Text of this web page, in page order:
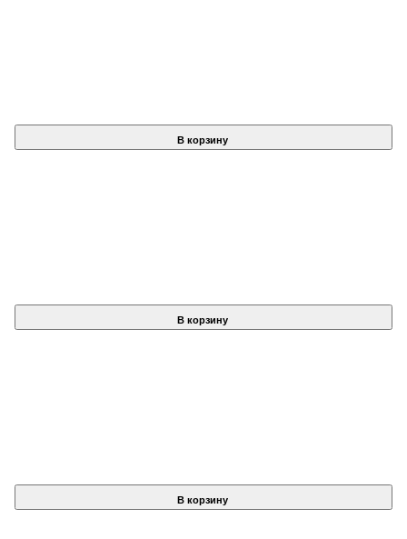
В корзину
В корзину
В корзину